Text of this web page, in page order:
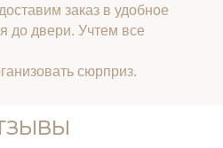
заказ в удобное
до двери. Учтем все
сюрприз.